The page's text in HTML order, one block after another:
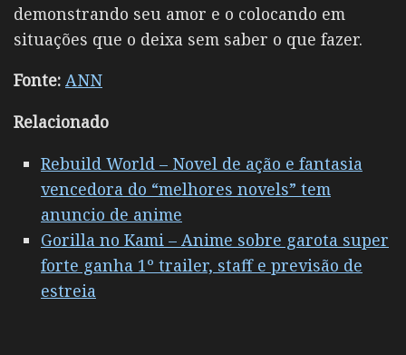
demonstrando seu amor e o colocando em
situações que o deixa sem saber o que fazer.
Fonte: ANN
Relacionado
Rebuild World – Novel de ação e fantasia
vencedora do “melhores novels” tem
anuncio de anime
Gorilla no Kami – Anime sobre garota super
forte ganha 1º trailer, staff e previsão de
estreia